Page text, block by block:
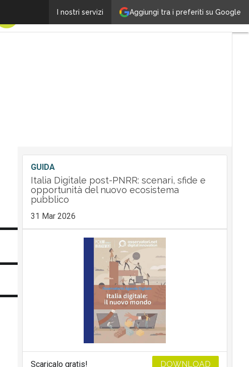
Aggiungi tra i preferiti su Google
I nostri servizi
L’intelligenza artificiale per edifici più intelligenti e
GUIDA
Italia Digitale post-PNRR: scenari, sfide e
opportunità del nuovo ecosistema
pubblico
31 Mar 2026
Scaricalo gratis! DOWNLOAD